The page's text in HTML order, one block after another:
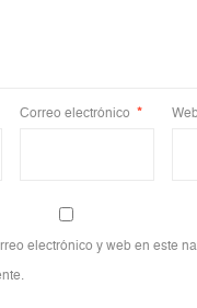
Correo electrónico * Web
electrónico y web en este